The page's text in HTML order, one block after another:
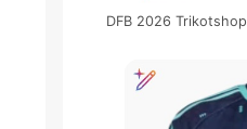
DFB 2026 Trikotshop